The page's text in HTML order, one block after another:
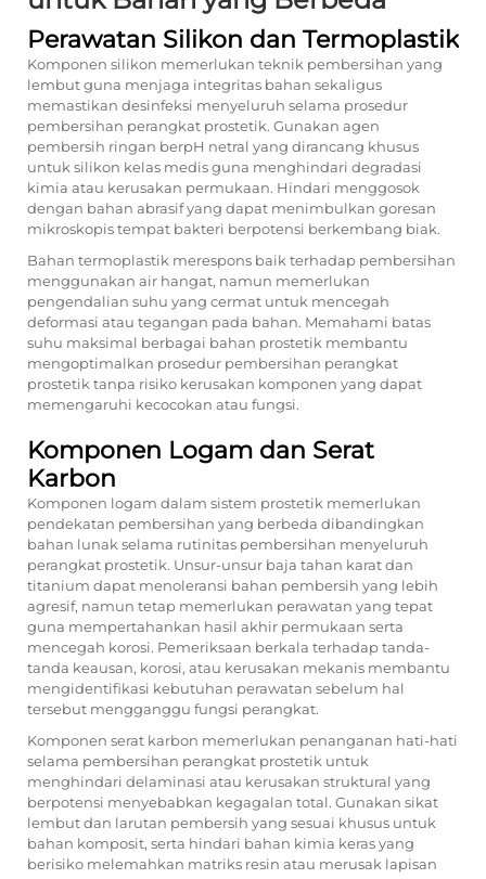
Perawatan Silikon dan Termoplastik
Komponen silikon memerlukan teknik pembersihan yang
lembut guna menjaga integritas bahan sekaligus
memastikan desinfeksi menyeluruh selama prosedur
pembersihan perangkat prostetik. Gunakan agen
pembersih ringan berpH netral yang dirancang khusus
untuk silikon kelas medis guna menghindari degradasi
kimia atau kerusakan permukaan. Hindari menggosok
dengan bahan abrasif yang dapat menimbulkan goresan
mikroskopis tempat bakteri berpotensi berkembang biak.
Bahan termoplastik merespons baik terhadap pembersihan
menggunakan air hangat, namun memerlukan
pengendalian suhu yang cermat untuk mencegah
deformasi atau tegangan pada bahan. Memahami batas
suhu maksimal berbagai bahan prostetik membantu
mengoptimalkan prosedur pembersihan perangkat
prostetik tanpa risiko kerusakan komponen yang dapat
memengaruhi kecocokan atau fungsi.
Komponen Logam dan Serat
Karbon
Komponen logam dalam sistem prostetik memerlukan
pendekatan pembersihan yang berbeda dibandingkan
bahan lunak selama rutinitas pembersihan menyeluruh
perangkat prostetik. Unsur-unsur baja tahan karat dan
titanium dapat menoleransi bahan pembersih yang lebih
agresif, namun tetap memerlukan perawatan yang tepat
guna mempertahankan hasil akhir permukaan serta
mencegah korosi. Pemeriksaan berkala terhadap tanda-
tanda keausan, korosi, atau kerusakan mekanis membantu
mengidentifikasi kebutuhan perawatan sebelum hal
tersebut mengganggu fungsi perangkat.
Komponen serat karbon memerlukan penanganan hati-hati
selama pembersihan perangkat prostetik untuk
menghindari delaminasi atau kerusakan struktural yang
berpotensi menyebabkan kegagalan total. Gunakan sikat
lembut dan larutan pembersih yang sesuai khusus untuk
bahan komposit, serta hindari bahan kimia keras yang
berisiko melemahkan matriks resin atau merusak lapisan